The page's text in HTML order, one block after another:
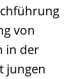
von
in der
jungen